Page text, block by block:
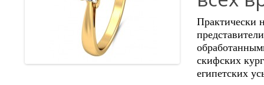
Практически
скифских
египетских